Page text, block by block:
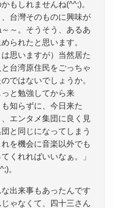
もしれませんね(^^;)。
台灣そのものに興味が
～。そうそう、あるあ
られたと思います。
思いますが）当然居た
台湾原住民をごっちゃ
ではないでしょうか。
と勉強してから来
知らずに、今日来た
エンタメ集団に良く見
と同じになってしまう
を機会に音楽以外でも
くれればいいなぁ。」
。
出来事もあったんです
ゃなくて、四十三さん